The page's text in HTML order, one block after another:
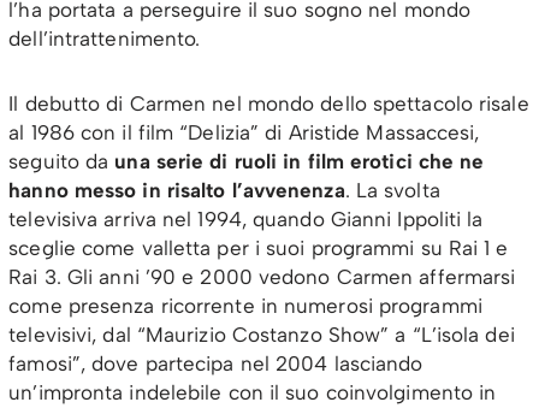
l’ha portata a perseguire il suo sogno nel mondo
dell’intrattenimento.
Il debutto di Carmen nel mondo dello spettacolo risale
al 1986 con il film “Delizia” di Aristide Massaccesi,
seguito da una serie di ruoli in film erotici che ne
hanno messo in risalto l’avvenenza. La svolta
televisiva arriva nel 1994, quando Gianni Ippoliti la
sceglie come valletta per i suoi programmi su Rai 1 e
Rai 3. Gli anni ’90 e 2000 vedono Carmen affermarsi
come presenza ricorrente in numerosi programmi
televisivi, dal “Maurizio Costanzo Show” a “L’isola dei
famosi”, dove partecipa nel 2004 lasciando
un’impronta indelebile con il suo coinvolgimento in